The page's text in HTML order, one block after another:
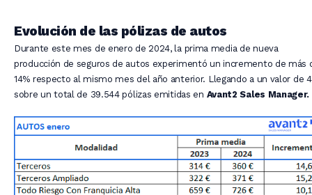
Evolución de las pólizas de autos
Durante este mes de enero de 2024, la prima media de nueva
producción de seguros de autos experimentó un incremento de más
14% respecto al mismo mes del año anterior. Llegando a un valor de
sobre un total de 39.544 pólizas emitidas en Avant2 Sales Manager.